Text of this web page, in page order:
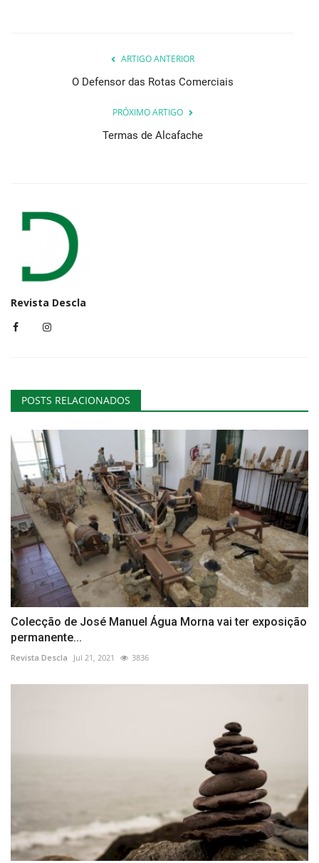
ARTIGO ANTERIOR
O Defensor das Rotas Comerciais
PRÓXIMO ARTIGO
Termas de Alcafache
Revista Descla
POSTS RELACIONADOS
Colecção de José Manuel Água Morna vai ter exposição
permanente...
Revista Descla Jul 21, 2021 3836